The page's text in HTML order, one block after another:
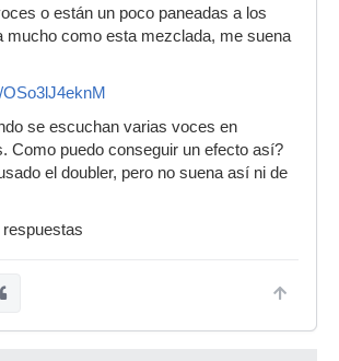
o están un poco paneadas a los
mucho como esta mezclada, me suena
se escuchan varias voces en
Como puedo conseguir un efecto así?
el doubler, pero no suena así ni de